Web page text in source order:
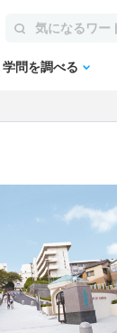
問を調べる